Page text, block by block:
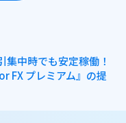
集中時でも安定稼働！
FX プレミアム』の提